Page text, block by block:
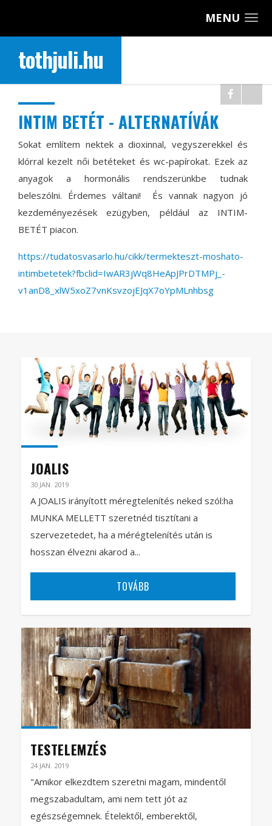
MENU
tothjuli.hu
INTIM BETÉT - ALTERNATÍVÁK
Sokat említem nektek a dioxinnal, vegyszerekkel és
klórral kezelt női betéteket és wc-papírokat. Ezek az
anyagok a hormonális rendszerünkbe tudnak
beleszólni. Érdemes váltani!
És vannak nagyon jó
kezdeményezések ezügyben, például az INTIM-
BETÉT piacon.
https://tudatosvasarlo.hu/cikk/termekteszt-moshato-
intimbetetek?fbclid=IwAR3jWq8HeApJPrDTMPj_-
v1anD8_xlW5xoZ7vnKsvzojEJqX7oYpMLnhbsg
JOALIS
30 JAN. 2019
A JOALIS irányított méregtelenítés neked szól:ha
MUNKA MELLETT szeretnéd tisztítani a
szervezetedet, ha a mérégtelenítés után is
hosszan élvezni akarod a...
TOVÁBB
TESTELEMZÉS
24 JAN. 2019
"Amikor elkezdtem szeretni magam, mindentől
megszabadultam, ami nem tett jót az
egészségemnek. Ételektől, emberektől,